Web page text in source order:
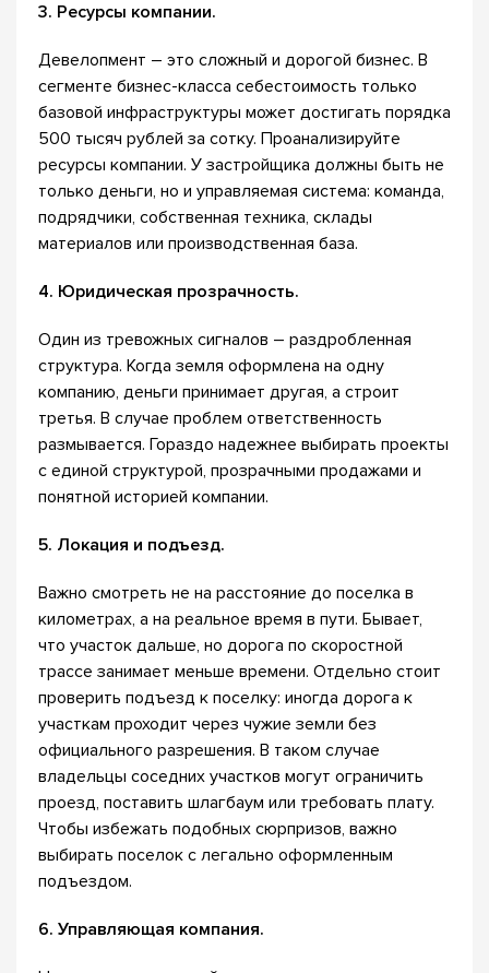
3. Ресурсы компании.
Девелопмент – это сложный и дорогой бизнес. В
сегменте бизнес-класса себестоимость только
базовой инфраструктуры может достигать порядка
500 тысяч рублей за сотку. Проанализируйте
ресурсы компании. У застройщика должны быть не
только деньги, но и управляемая система: команда,
подрядчики, собственная техника, склады
материалов или производственная база.
4. Юридическая прозрачность.
Один из тревожных сигналов – раздробленная
структура. Когда земля оформлена на одну
компанию, деньги принимает другая, а строит
третья. В случае проблем ответственность
размывается. Гораздо надежнее выбирать проекты
с единой структурой, прозрачными продажами и
понятной историей компании.
5. Локация и подъезд.
Важно смотреть не на расстояние до поселка в
километрах, а на реальное время в пути. Бывает,
что участок дальше, но дорога по скоростной
трассе занимает меньше времени. Отдельно стоит
проверить подъезд к поселку: иногда дорога к
участкам проходит через чужие земли без
официального разрешения. В таком случае
владельцы соседних участков могут ограничить
проезд, поставить шлагбаум или требовать плату.
Чтобы избежать подобных сюрпризов, важно
выбирать поселок с легально оформленным
подъездом.
6. Управляющая компания.